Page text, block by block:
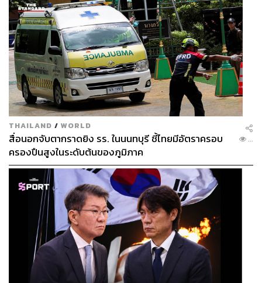
THAILAND / WORLD
สื่อนอกจับตากราดยิง รร. ในนนทบุรี ชี้ไทยมีอัตราครอบ
ครองปืนสูงในระดับต้นของภูมิภาค
...